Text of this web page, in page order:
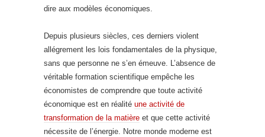
dire aux modèles économiques.
Depuis plusieurs siècles, ces derniers violent
allégrement les lois fondamentales de la physique,
sans que personne ne s’en émeuve. L’absence de
véritable formation scientifique empêche les
économistes de comprendre que toute activité
économique est en réalité une activité de
transformation de la matière et que cette activité
nécessite de l’énergie. Notre monde moderne est